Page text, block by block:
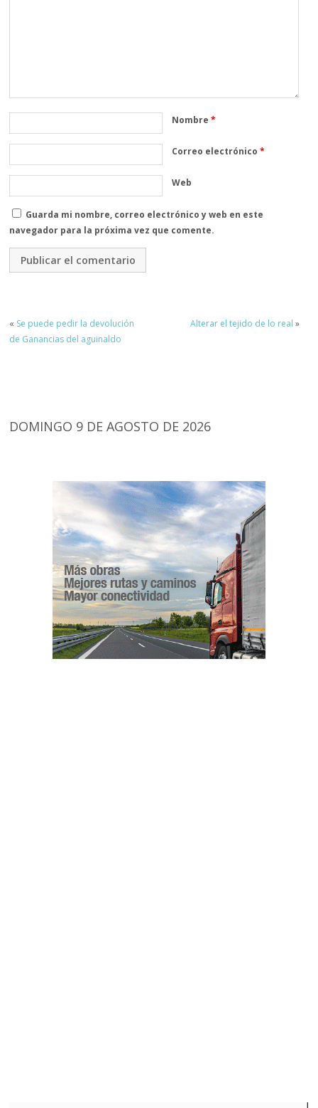
Nombre*
Correo electrónico*
Web
Guarda mi nombre, correo electrónico y web en este
navegador para la próxima vez que comente.
« Se puede pedir la devolución
de Ganancias del aguinaldo
Alterar el tejido de lo real »
DOMINGO 9 DE AGOSTO DE 2026